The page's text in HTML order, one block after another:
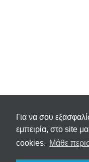
Για να σου
εμπειρία, στο site
cookies. Μάθε